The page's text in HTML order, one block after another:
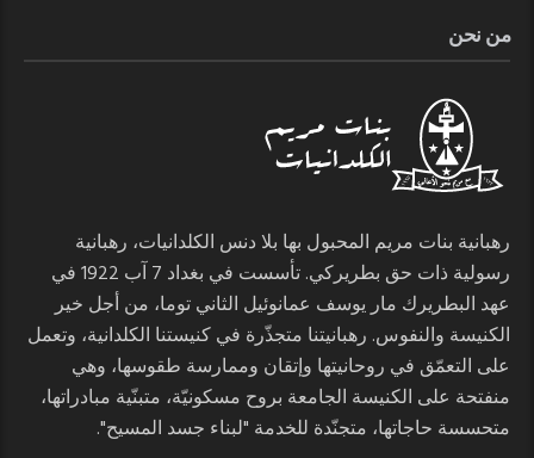
من نحن
رهبانية بنات مريم المحبول بها بلا دنس الكلدانيات، رهبانية
رسولية ذات حق بطريركي. تأسست في بغداد 7 آب 1922 في
عهد البطريرك مار يوسف عمانوئيل الثاني توما، من أجل خير
الكنيسة والنفوس. رهبانيتنا متجذّرة في كنيستنا الكلدانية، وتعمل
على التعمّق في روحانيتها وإتقان وممارسة طقوسها، وهي
منفتحة على الكنيسة الجامعة بروح مسكونيّة، متبنّية مبادراتها،
متحسسة حاجاتها، متجنّدة للخدمة "لبناء جسد المسيح".